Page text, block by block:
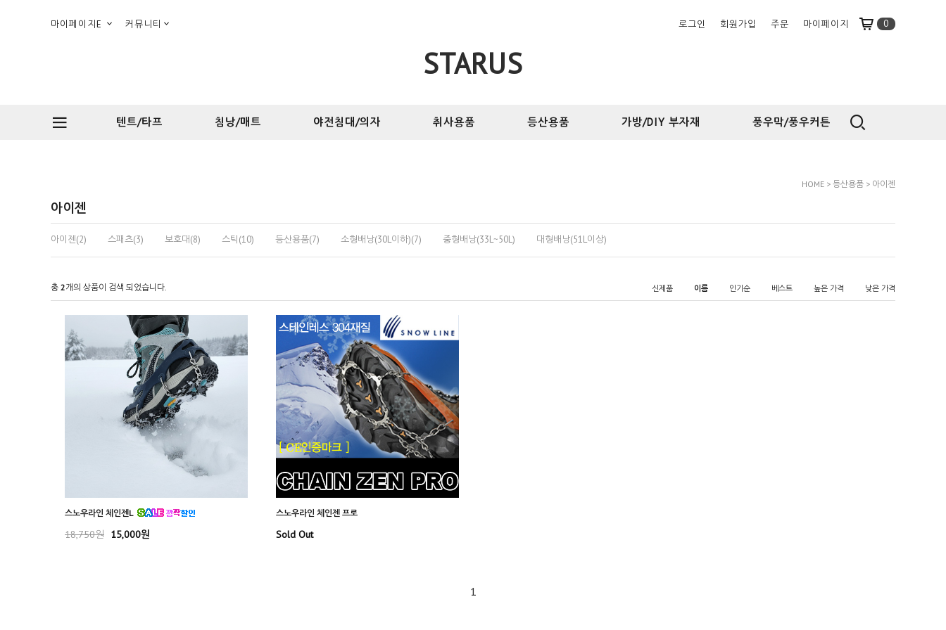
마이페이지E 커뮤니티 로그인 회원가입 주문 마이페이지 0
STARUS
텐트/타프 침낭/매트 야전침대/의자 취사용품 등산용품 가방/DIY 부자재 풍우막/풍우커튼
HOME > 등산용품 > 아이젠
아이젠
아이젠(2) 스패츠(3) 보호대(8) 스틱(10) 등산용품(7) 소형배낭(30L이하)(7) 중형배낭(33L~50L) 대형배낭(51L이상)
총 2개의 상품이 검색 되었습니다. 신제품 이름 인기순 베스트 높은 가격 낮은 가격
스노우라인 체인젠L
18,750원 15,000원
스노우라인 체인젠 프로
Sold Out
1